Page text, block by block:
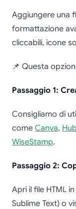
Aggiungere una
formattazione
cliccabili, icone
📌 Questa
Passaggio 1:
Consigliamo di
come Canva,
WiseStamp.
Passaggio 2:
Apri il file HTML
Sublime Text) o